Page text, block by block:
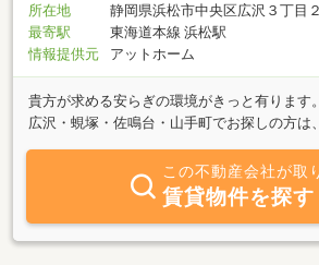
所在地
静岡県浜松市中央区広沢３丁目
最寄駅
東海道本線 浜松駅
情報提供元
アットホーム
貴方が求める安らぎの環境がきっと有ります
広沢・蜆塚・佐鳴台・山手町でお探しの方は
この不動産会社が取
賃貸物件を探す